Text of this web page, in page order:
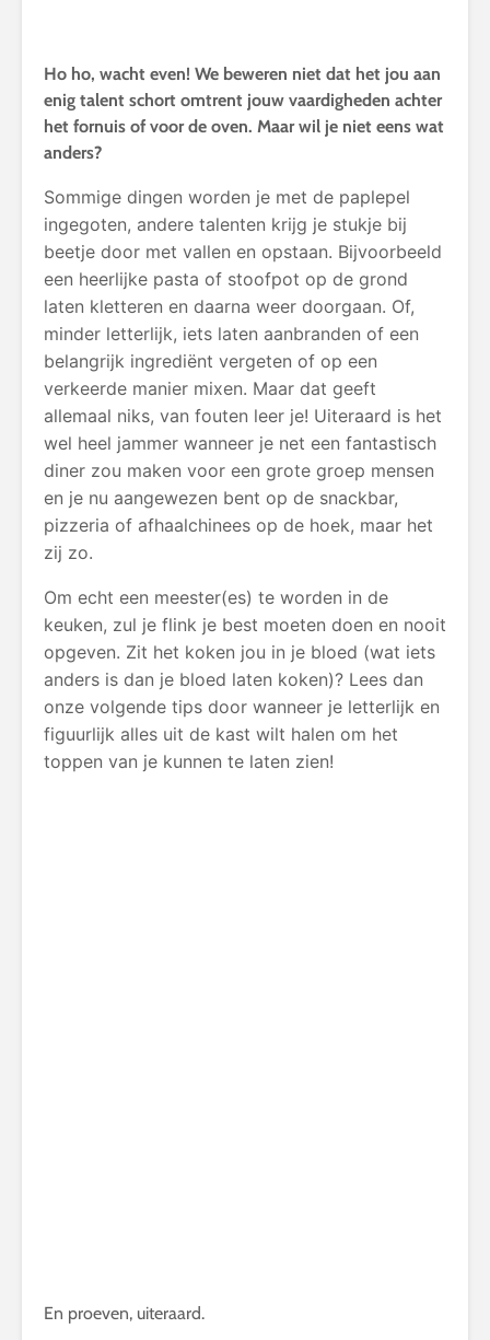
Ho ho, wacht even! We beweren niet dat het jou aan
enig talent schort omtrent jouw vaardigheden achter
het fornuis of voor de oven. Maar wil je niet eens wat
anders?
Sommige dingen worden je met de paplepel
ingegoten, andere talenten krijg je stukje bij
beetje door met vallen en opstaan. Bijvoorbeeld
een heerlijke pasta of stoofpot op de grond
laten kletteren en daarna weer doorgaan. Of,
minder letterlijk, iets laten aanbranden of een
belangrijk ingrediënt vergeten of op een
verkeerde manier mixen. Maar dat geeft
allemaal niks, van fouten leer je! Uiteraard is het
wel heel jammer wanneer je net een fantastisch
diner zou maken voor een grote groep mensen
en je nu aangewezen bent op de snackbar,
pizzeria of afhaalchinees op de hoek, maar het
zij zo.
Om echt een meester(es) te worden in de
keuken, zul je flink je best moeten doen en nooit
opgeven. Zit het koken jou in je bloed (wat iets
anders is dan je bloed laten koken)? Lees dan
onze volgende tips door wanneer je letterlijk en
figuurlijk alles uit de kast wilt halen om het
toppen van je kunnen te laten zien!
En proeven, uiteraard.